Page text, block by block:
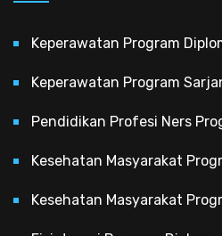
Keperawatan Program
Keperawatan Program
Pendidikan Profesi Ners
Kesehatan Masyarakat
Kesehatan Masyarakat